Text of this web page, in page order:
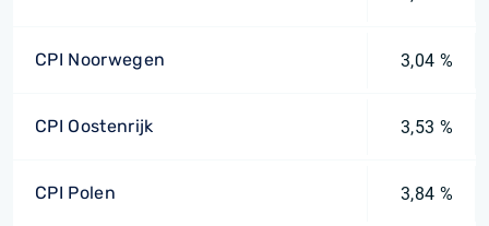
CPI Noorwegen 3,04 %
CPI Oostenrijk 3,53 %
CPI Polen 3,84 %